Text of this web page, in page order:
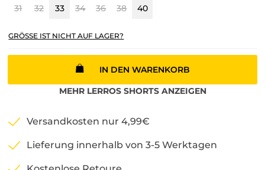
31 32 33 34 36 38 40
GRÖSSE IST NICHT AUF LAGER?
IN DEN WARENKORB
MEHR LERROS SHORTSANZEIGEN
Versandkosten nur 4,99€
Lieferung innerhalb von 3-5 Werktagen